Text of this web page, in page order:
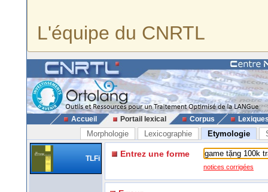
L'équipe du CNRTL
Accueil Portail lexical Corpus
Morphologie Lexicographie Etymologie
TLFi Entrez une forme
notices corrigées